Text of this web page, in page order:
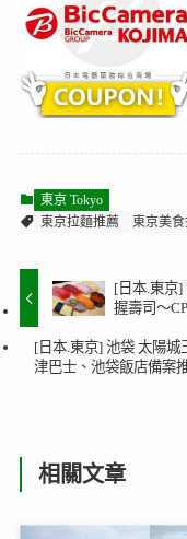
東京 Tokyo
東京拉麵推薦
東京美
[日本.東京]
握壽司～
[日本.東京] 池袋 太陽城
津巴士、池袋飯店備案
相關文章